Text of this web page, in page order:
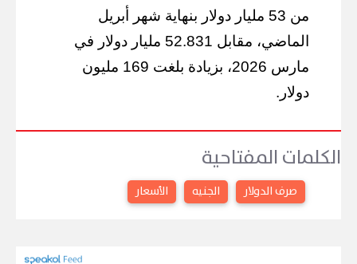
من 53 مليار دولار بنهاية شهر أبريل
الماضي، مقابل 52.831 مليار دولار في
مارس 2026، بزيادة بلغت 169 مليون
دولار.
الكلمات المفتاحية
صرف الدولار الجنيه الأسعار